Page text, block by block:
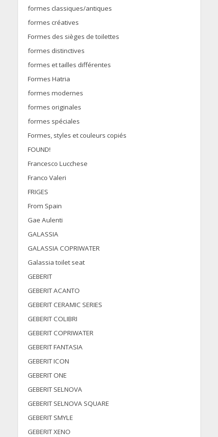
formes classiques/antiques
formes créatives
Formes des sièges de toilettes
formes distinctives
formes et tailles différentes
Formes Hatria
formes modernes
formes originales
formes spéciales
Formes, styles et couleurs copiés
FOUND!
Francesco Lucchese
Franco Valeri
FRIGES
From Spain
Gae Aulenti
GALASSIA
GALASSIA COPRIWATER
Galassia toilet seat
GEBERIT
GEBERIT ACANTO
GEBERIT CERAMIC SERIES
GEBERIT COLIBRI
GEBERIT COPRIWATER
GEBERIT FANTASIA
GEBERIT ICON
GEBERIT ONE
GEBERIT SELNOVA
GEBERIT SELNOVA SQUARE
GEBERIT SMYLE
GEBERIT XENO